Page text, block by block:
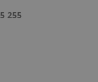
255